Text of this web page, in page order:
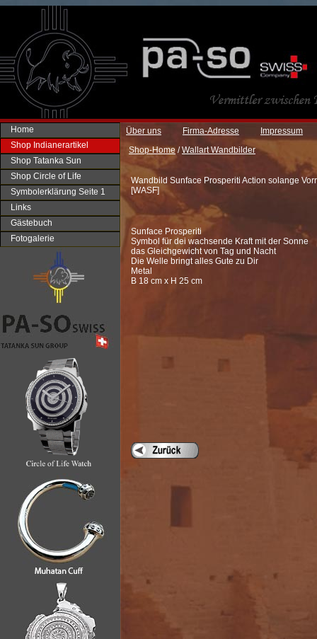
Home
Shop Indianerartikel
Shop Tatanka Sun
Shop Circle of Life
Symbolerklärung Seite 1
Links
Gästebuch
Fotogalerie
Über uns Firma-Adresse
Impressum
Shop-Home /Wallart Wandbilder
Wandbild Sunface Prosperiti Action solange
[WASF]
Sunface Prosperiti
Symbol für dei wachsende Kraft mit der Sonne
das Gleichgewicht von Tag und Nacht
Die Welle bringt alles Gute zu Dir
Metal
B 18 cm x H 25 cm